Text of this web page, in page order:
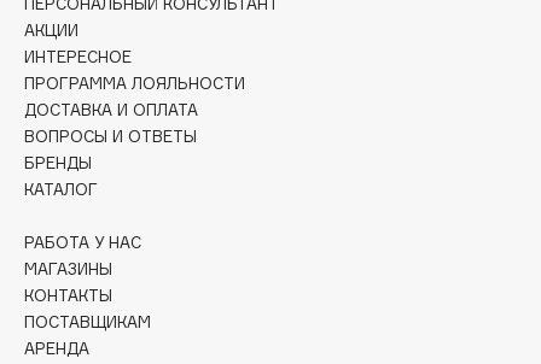
Collagenina
Consly
Corimo
CosRX
Crescina
Curaprox
D
АКЦИИ
ИНТЕРЕСНОЕ
ПРОГРАММА ЛОЯЛЬНОСТИ
ДОСТАВКА И ОПЛАТА
ВОПРОСЫ И ОТВЕТЫ
БРЕНДЫ
КАТАЛОГ
РАБОТА У НАС
МАГАЗИНЫ
КОНТАКТЫ
ПОСТАВЩИКАМ
АРЕНДА